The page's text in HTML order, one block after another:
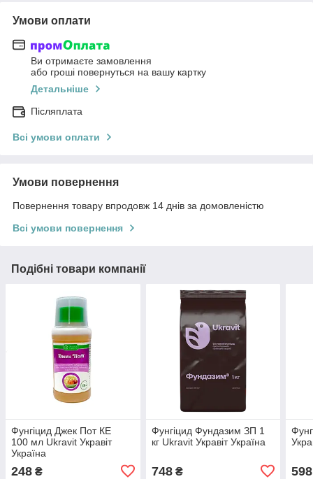
Умови оплати
Ви отримаєте замовлення
або гроші повернуться на вашу картку
Детальніше
Післяплата
Всі умови оплати
Умови повернення
Повернення товару впродовж 14 днів за домовленістю
Всі умови повернення
Подібні товари компанії
Фунгіцид Джек Пот КЕ
100 мл Ukravit Укравіт
Україна
248 ₴
Фунгіцид Фундазим ЗП 1
кг Ukravit Укравіт Україна
748₴ 598